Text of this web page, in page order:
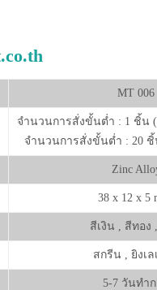
MT 006
จำนวนการสั่งขั้นต่ำ : 1 ชิ้น (
จำนวนการสั่งขั้นต่ำ : 20
Zinc
38 x 12 x 5
สีเงิน , สีทอง
สกรีน , ยิงเล
5-7 วันทำ